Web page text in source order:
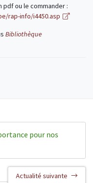
ou le commander :
rap-info/i4450.asp
Bibliothèque
pour nos
Actualité suivante